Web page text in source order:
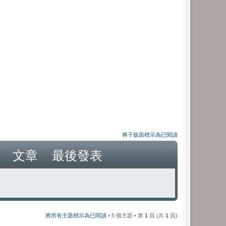
將子版面標示為已閱讀
文章 最後發表
將所有主題標示為已閱讀 • 5 個主題 • 第 1 頁 (共 1 頁)